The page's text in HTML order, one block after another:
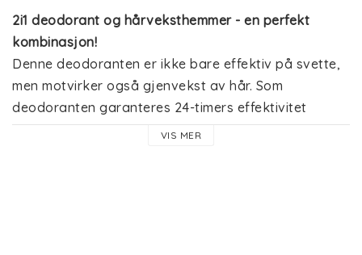
2i1 deodorant og hårveksthemmer - en perfekt
kombinasjon!
Denne deodoranten er ikke bare effektiv på svette,
men motvirker også gjenvekst av hår. Som
deodoranten garanteres 24-timers effektivitet
takket være synergieffekten til saltkrystaller og
VIS MER